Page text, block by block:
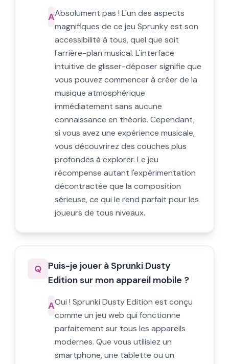
AAbsolument pas ! L'un des aspects
magnifiques de ce jeu Sprunky est son
accessibilité à tous, quel que soit
l'arrière-plan musical. L'interface
intuitive de glisser-déposer signifie que
vous pouvez commencer à créer de la
musique atmosphérique
immédiatement sans aucune
connaissance en théorie. Cependant,
si vous avez une expérience musicale,
vous découvrirez des couches plus
profondes à explorer. Le jeu
récompense autant l'expérimentation
décontractée que la composition
sérieuse, ce qui le rend parfait pour les
joueurs de tous niveaux.
Q Puis-je jouer à Sprunki Dusty
Edition sur mon appareil mobile ?
AOui ! Sprunki Dusty Edition est conçu
comme un jeu web qui fonctionne
parfaitement sur tous les appareils
modernes. Que vous utilisiez un
smartphone, une tablette ou un